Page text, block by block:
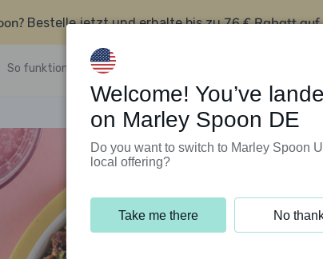
Bestelle jetzt und erhalte bis zu76 € Rabatt auf
So funktioniert’s Kundenservice
Welcome! You’ve
on Marley Spoon DE
Do you want to switch to Marley Spoon
local offering?
Take me there No